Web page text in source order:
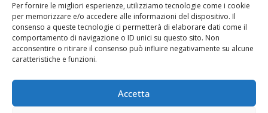
Per fornire le migliori esperienze, utilizziamo tecnologie come i cookie
per memorizzare e/o accedere alle informazioni del dispositivo. Il
consenso a queste tecnologie ci permetterà di elaborare dati come il
comportamento di navigazione o ID unici su questo sito. Non
acconsentire o ritirare il consenso può influire negativamente su alcune
caratteristiche e funzioni.
Accetta
Aut. del tribunale di Catania n.23/2011 del 20/09/2011 Dir.
Resp. Riccardo Orioles.
Associazione Culturale I Siciliani Giovani
via Randazzo 27 Catania